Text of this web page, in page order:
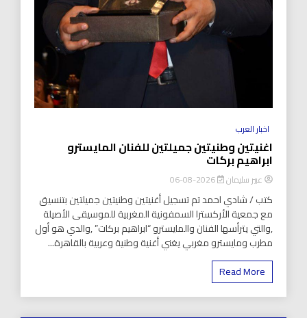
اخبار العرب
اغنيتين وطنيتين جميلتين للفنان المايسترو
ابراهيم بركات
عبير سليمان 2026-08-06
كتب / شادي احمد تم تسجيل أغنيتين وطنيتين جميلتين بتنسيق
مع جمعية الأركسترا السمفونية المغربية للموسيقى الأصيلة
,والتي يترأسها الفنان والمايسترو “ابراهيم بركات” ,والدي هو أول
مطرب ومايسترو مغربي يغني أغنية وطنية وعربية بالقاهرة...
Read More